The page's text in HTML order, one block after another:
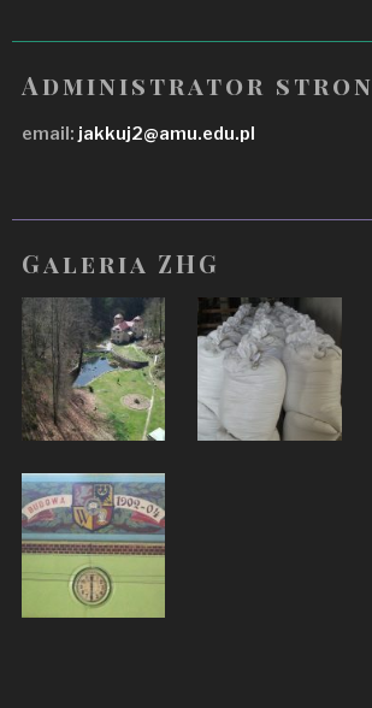
Administrator
email: jakkuj2@amu.edu.pl
Galeria ZHG